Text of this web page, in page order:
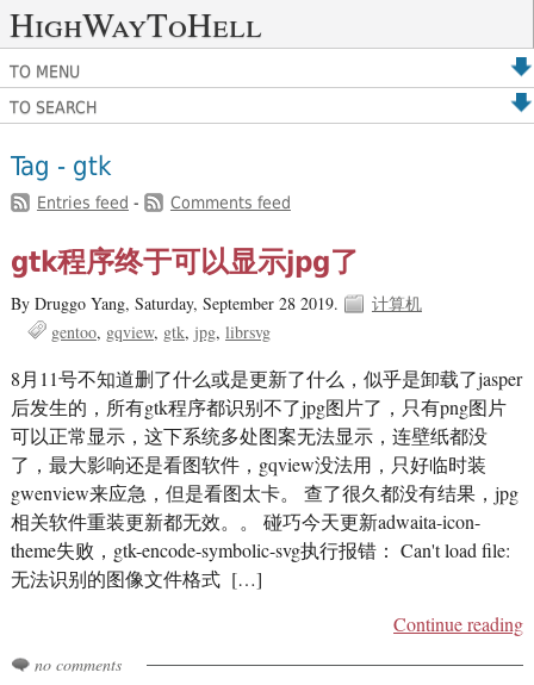
HighWayToHell
TO MENU
TO SEARCH
Tag - gtk
Entries feed - Comments feed
gtk程序终于可以显示jpg了
By Druggo Yang, Saturday, September 28 2019.
计算机
gentoo gqview gtk jpg librsvg
8月11号不知道删了什么或是更新了什么，似乎是卸载了jasper
后发生的，所有gtk程序都识别不了jpg图片了，只有png图片
可以正常显示，这下系统多处图案无法显示，连壁纸都没
了，最大影响还是看图软件，gqview没法用，只好临时装
gwenview来应急，但是看图太卡。 查了很久都没有结果，jpg
相关软件重装更新都无效。。 碰巧今天更新adwaita-icon-
theme失败，gtk-encode-symbolic-svg执行报错： Can't load file:
无法识别的图像文件格式 […]
Continue reading
no comments